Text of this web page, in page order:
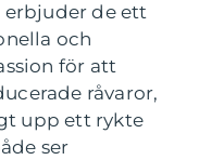
erbjuder de ett
och
för att
råvaror,
upp ett rykte
ser